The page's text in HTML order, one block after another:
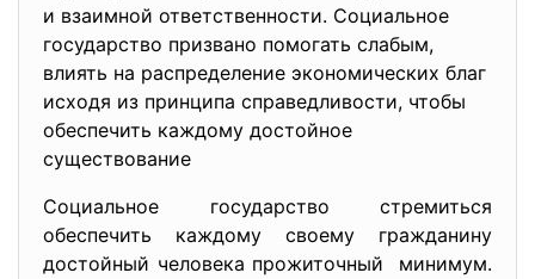
и взаимной ответственности. Социальное
государство призвано помогать слабым,
влиять на распределение экономических благ
исходя из принципа справедливости, чтобы
обеспечить каждому достойное
существование
Социальное государство стремиться
обеспечить каждому своему гражданину
достойный человека прожиточный минимум.